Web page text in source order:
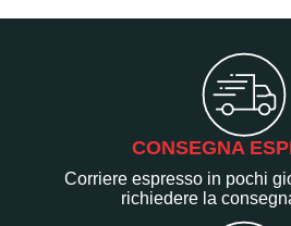
CONSEGNA
Corriere espresso in pochi
richiedere la